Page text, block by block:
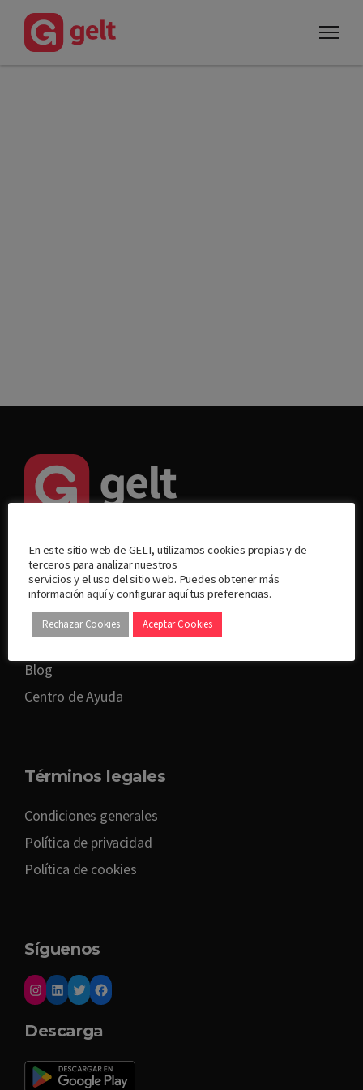
Sobre Gelt
Blog
Centro de Ayuda
Términos legales
Condiciones generales
Política de privacidad
Política de cookies
Síguenos
Descarga
En este sitio web de GELT, utilizamos cookies propias y de
terceros para analizar nuestros
servicios y el uso del sitio web. Puedes obtener más
informaciónaquíy configuraraquítus preferencias.
Rechazar Cookies Aceptar Cookies